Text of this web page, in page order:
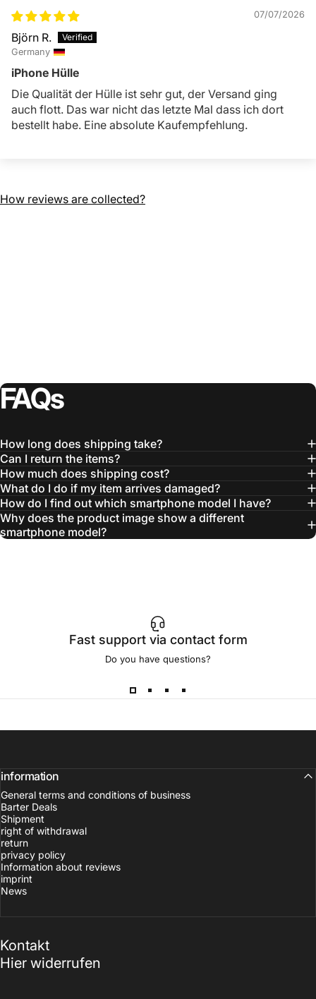
07/07/2026
Björn R.
Germany
iPhone Hülle
Die Qualität der Hülle ist sehr gut, der Versand ging
auch flott. Das war nicht das letzte Mal dass ich dort
bestellt habe. Eine absolute Kaufempfehlung.
How reviews are collected?
FAQs
How long does shipping take?
Can I return the items?
How much does shipping cost?
What do I do if my item arrives damaged?
How do I find out which smartphone model I have?
Why does the product image show a different
smartphone model?
Fast support via contact form
Do you have questions?
information
General terms and conditions of business
Barter Deals
Shipment
right of withdrawal
return
privacy policy
Information about reviews
imprint
News
Kontakt
Hier widerrufen